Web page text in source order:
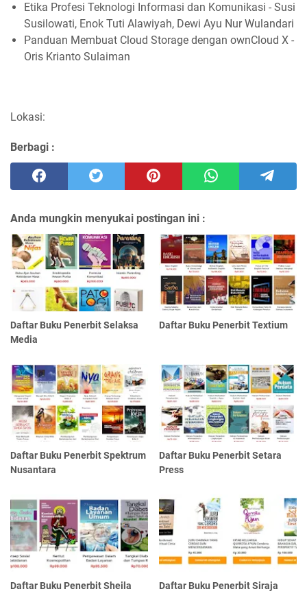
Etika Profesi Teknologi Informasi dan Komunikasi - Susi
Susilowati, Enok Tuti Alawiyah, Dewi Ayu Nur Wulandari
Panduan Membuat Cloud Storage dengan ownCloud X -
Oris Krianto Sulaiman
Lokasi:
Berbagi :
Anda mungkin menyukai postingan ini :
Daftar Buku Penerbit Selaksa
Media
Daftar Buku Penerbit Textium
Daftar Buku Penerbit Spektrum
Nusantara
Daftar Buku Penerbit Setara
Press
Daftar Buku Penerbit Sheila Daftar Buku Penerbit Siraja